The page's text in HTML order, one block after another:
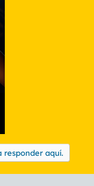
responder aquí.